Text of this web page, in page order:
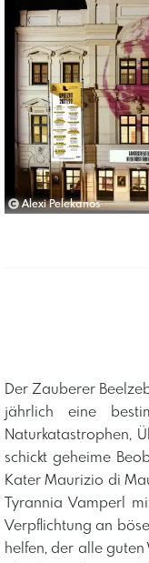
Alexi Pelekanos
Previous
Der Zauberer
jährlich eine
Naturkatastrophen,
schickt geheime
Kater Maurizio di
Tyrannia Vamperl
Verpflichtung an
helfen, der alle